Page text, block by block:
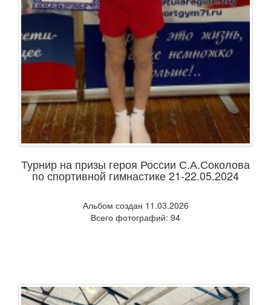
Турнир на призы героя России С.А.Соколова
по спортивной гимнастике 21-22.05.2024
Альбом создан 11.03.2026
Всего фотографий: 94